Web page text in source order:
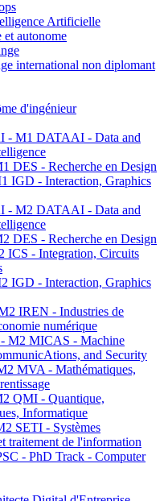
Artificielle
autonome
international non diplomant
d'ingénieur
- M1 DATAAI - Data and
DES - Recherche en Design
IGD - Interaction, Graphics
- M2 DATAAI - Data and
DES - Recherche en Design
ICS - Integration, Circuits
IGD - Interaction, Graphics
IREN - Industries de
numérique
M2 MICAS - Machine
and Security
MVA - Mathématiques,
QMI - Quantique,
Informatique
SETI - Systèmes
traitement de l'information
- PhD Track - Computer